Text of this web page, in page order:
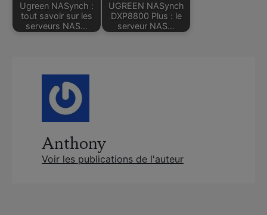
Ugreen NASynch :
tout savoir sur les
serveurs NAS…
UGREEN NASynch
DXP8800 Plus : le
serveur NAS…
Anthony
Voir les publications de l'auteur